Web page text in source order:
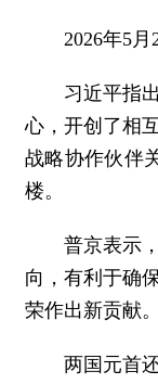
2026年5
习近平指
心，开创了相
战略协作伙伴
楼。
普京表示
向，有利于确
荣作出新贡献。
两国元首